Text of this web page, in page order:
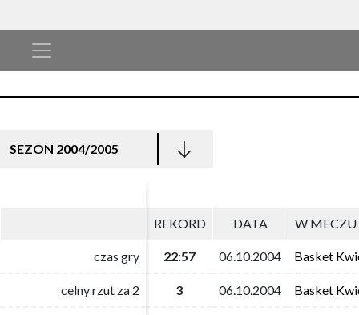
SEZON 2004/2005
REKORD DATA W MECZU
czas gry 22:57 06.10.2004 Basket
celny rzut za 2 3 06.10.2004 Basket
REKORD DATA W MECZU
czas gry 22:57 06.10.2004 Basket
celny rzut za 2 3 06.10.2004 Basket